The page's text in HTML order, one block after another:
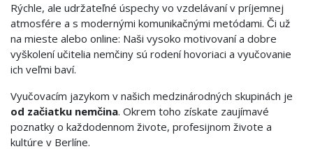
Rýchle, ale udržateľné úspechy vo vzdelávaní v príjemnej
atmosfére a s modernými komunikačnými metódami. Či už
na mieste alebo online: Naši vysoko motivovaní a dobre
vyškolení učitelia nemčiny sú rodení hovoriaci a vyučovanie
ich veľmi baví.
Vyučovacím jazykom v našich medzinárodných skupinách je
od začiatku nemčina. Okrem toho získate zaujímavé
poznatky o každodennom živote, profesijnom živote a
kultúre v Berlíne.